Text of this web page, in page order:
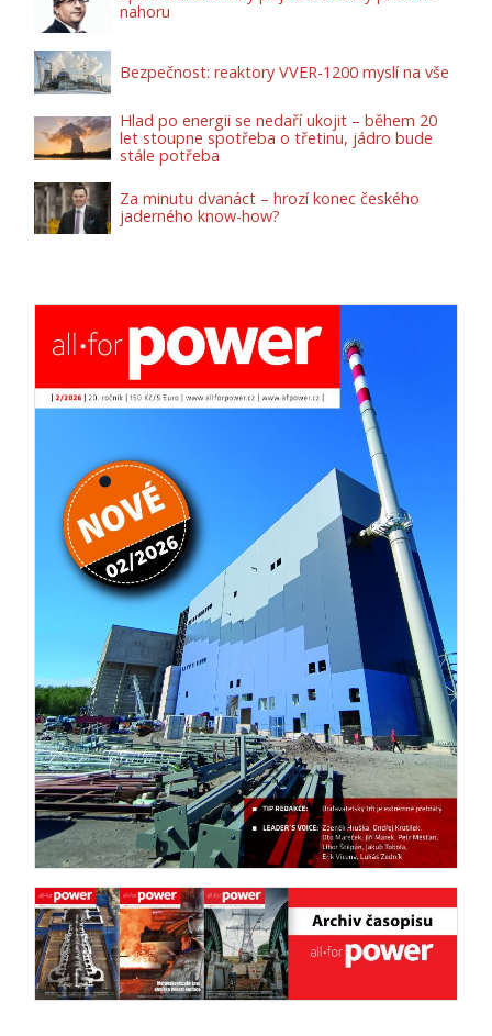
nahoru
Bezpečnost: reaktory VVER-1200 myslí na vše
Hlad po energii se nedaří ukojit – během 20
let stoupne spotřeba o třetinu, jádro bude
stále potřeba
Za minutu dvanáct – hrozí konec českého
jaderného know-how?